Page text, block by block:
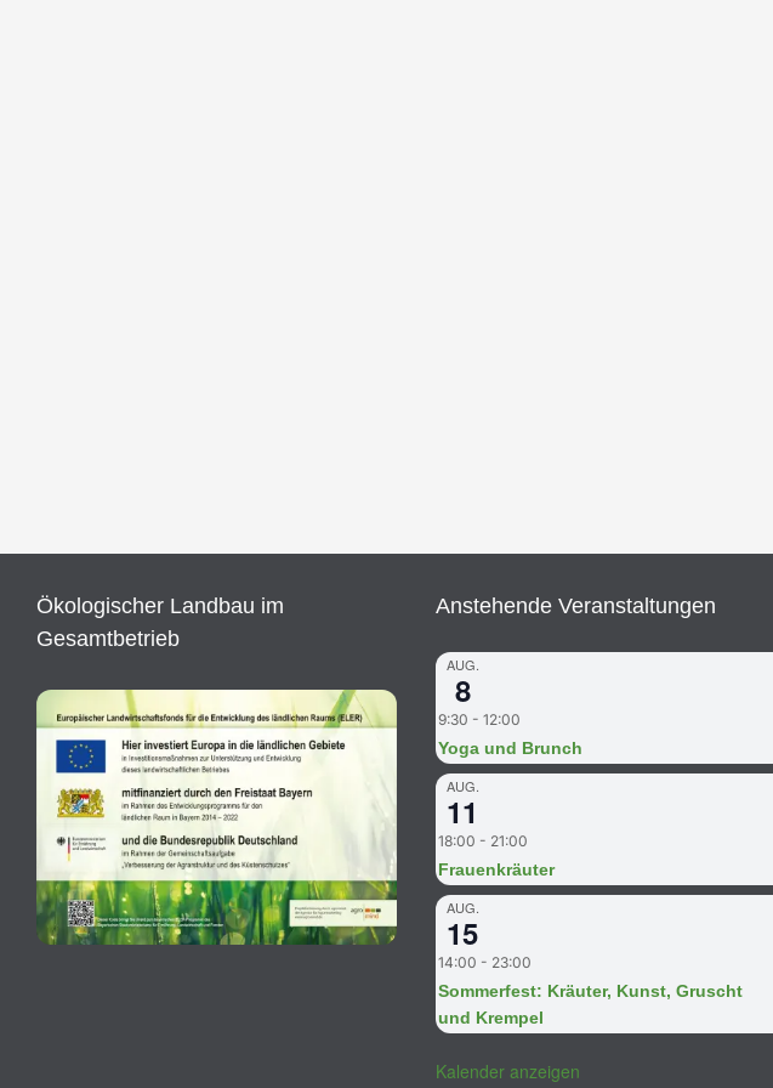
Ökologischer Landbau im
Gesamtbetrieb
Anstehende Veranstaltungen
AUG.
8
9:30 - 12:00
Yoga und Brunch
AUG.
11
18:00 - 21:00
Frauenkräuter
AUG.
15
14:00 - 23:00
Sommerfest: Kräuter, Kunst, Gruscht
und Krempel
Kalender anzeigen